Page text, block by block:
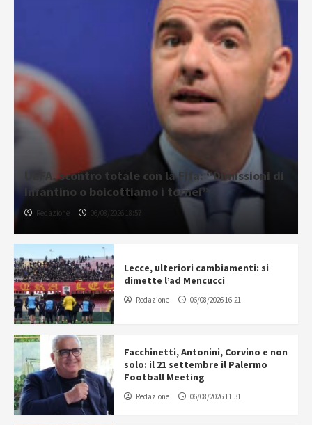
UEFA, scontro totale con la Fifa: “Dimissioni di
Infantino o boicottiamo i tornei”
Redazione 06/08/2026 18:57
Lecce, ulteriori cambiamenti: si
dimette l’ad Mencucci
Redazione 06/08/2026 16:21
Facchinetti, Antonini, Corvino e non
solo: il 21 settembre il Palermo
Football Meeting
Redazione 06/08/2026 11:31